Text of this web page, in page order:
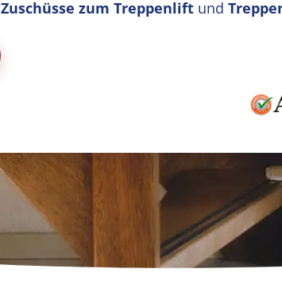
Zuschüsse zum Treppenlift und